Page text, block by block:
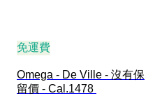
免運費
Omega - De Ville - 沒有保
留價 - Cal.1478